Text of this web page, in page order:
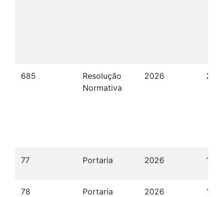
685
Resolução
Normativa
2026 20/
77 Portaria 2026 19/
78 Portaria 2026 19/